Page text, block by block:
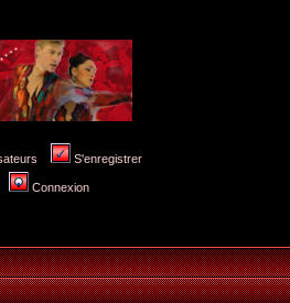
S'enregistrer
Connexion